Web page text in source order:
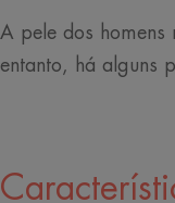
A pele dos homens
entanto, há alguns